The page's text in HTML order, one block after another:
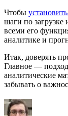
Чтобы
шаги по загрузке
всеми его
аналитике и
Итак, доверять
Главное —
аналитические
забывать о